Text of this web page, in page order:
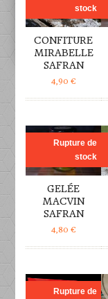
stock
CONFITURE
MIRABELLE
SAFRAN
4,90 €
Rupture de
stock
GELÉE
MACVIN
SAFRAN
4,80 €
Rupture de